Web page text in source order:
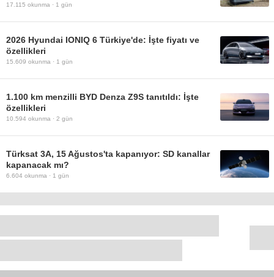
17.115 okunma · 1 gün
2026 Hyundai IONIQ 6 Türkiye'de: İşte fiyatı ve
özellikleri
15.609 okunma · 1 gün
1.100 km menzilli BYD Denza Z9S tanıtıldı: İşte
özellikleri
10.594 okunma · 2 gün
Türksat 3A, 15 Ağustos'ta kapanıyor: SD kanallar
kapanacak mı?
6.604 okunma · 1 gün